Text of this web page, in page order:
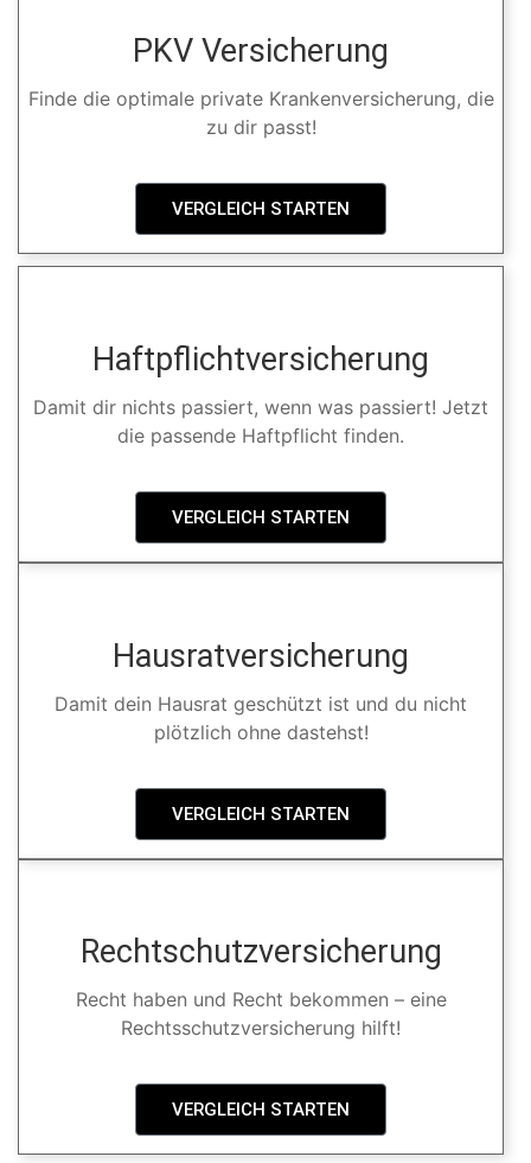
PKV Versicherung
Finde die optimale private Krankenversicherung, die
zu dir passt!
VERGLEICH STARTEN
Haftpflichtversicherung
Damit dir nichts passiert, wenn was passiert! Jetzt
die passende Haftpflicht finden.
VERGLEICH STARTEN
Hausratversicherung
Damit dein Hausrat geschützt ist und du nicht
plötzlich ohne dastehst!
VERGLEICH STARTEN
Rechtschutzversicherung
Recht haben und Recht bekommen – eine
Rechtsschutzversicherung hilft!
VERGLEICH STARTEN